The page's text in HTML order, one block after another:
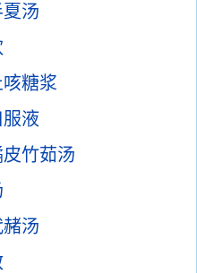
汤
糖浆
服液
竹茹汤
汤